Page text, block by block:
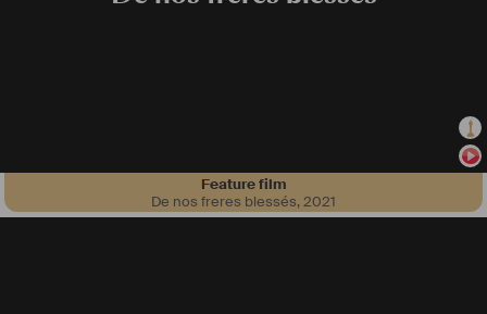
Feature film
De nos freres blessés,2021